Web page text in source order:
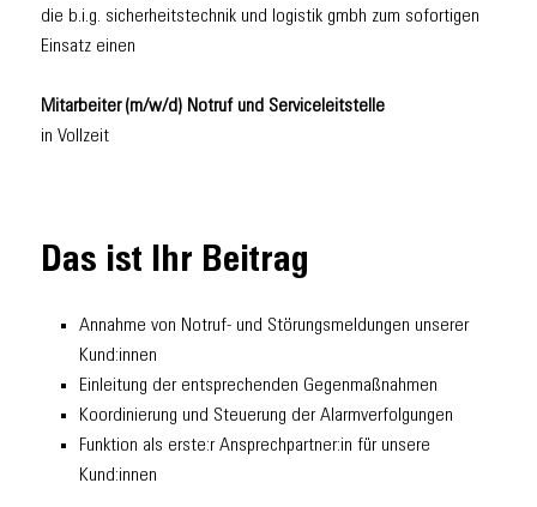
die b.i.g. sicherheitstechnik und logistik gmbh zum sofortigen
Einsatz einen
Mitarbeiter (m/w/d) Notruf und Serviceleitstelle
in Vollzeit
Das ist Ihr Beitrag
Annahme von Notruf- und Störungsmeldungen unserer
Kund:innen
Einleitung der entsprechenden Gegenmaßnahmen
Koordinierung und Steuerung der Alarmverfolgungen
Funktion als erste:r Ansprechpartner:in für unsere
Kund:innen